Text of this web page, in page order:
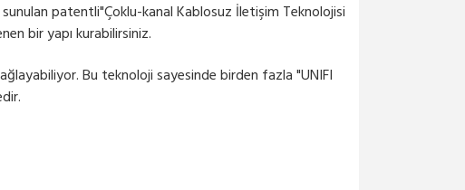
patentli"Çoklu-kanal Kablosuz İletişim Teknolojisi
bir yapı kurabilirsiniz.
Bu teknoloji sayesinde birden fazla "UNIFI